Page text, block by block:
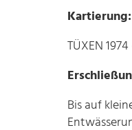
Kartierung:
TÜXEN
Bis auf